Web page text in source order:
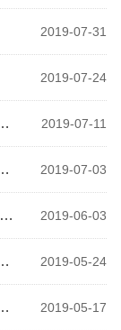
2019-07-31
2019-07-24
2019-07-11
2019-07-03
2019-06-03
2019-05-24
2019-05-17